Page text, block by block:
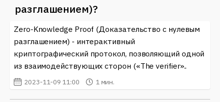
разглашением)?
Zero-Knowledge Proof (Доказательство с нулевым
разглашением) - интерактивный
криптографический протокол, позволяющий одной
из взаимодействующих сторон («The verifier»..
2023-11-09 11:00 1 мин.